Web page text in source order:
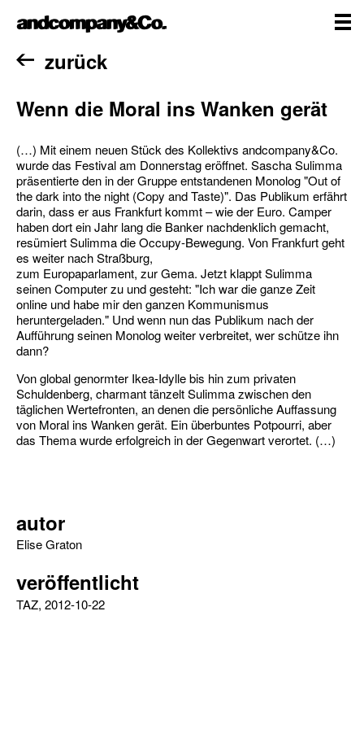
Inhalt
andcompany&Co
Homezurück
Wenn die Moral ins Wanken gerät
(…) Mit einem neuen Stück des Kollektivs andcompany&Co.
wurde das Festival am Donnerstag eröffnet. Sascha Sulimma
präsentierte den in der Gruppe entstandenen Monolog "Out of
the dark into the night (Copy and Taste)". Das Publikum erfährt
darin, dass er aus Frankfurt kommt – wie der Euro. Camper
haben dort ein Jahr lang die Banker nachdenklich gemacht,
resümiert Sulimma die Occupy-Bewegung. Von Frankfurt geht
es weiter nach Straßburg,
zum Europaparlament, zur Gema. Jetzt klappt Sulimma
seinen Computer zu und gesteht: "Ich war die ganze Zeit
online und habe mir den ganzen Kommunismus
heruntergeladen." Und wenn nun das Publikum nach der
Aufführung seinen Monolog weiter verbreitet, wer schütze ihn
dann?
Von global genormter Ikea-Idylle bis hin zum privaten
Schuldenberg, charmant tänzelt Sulimma zwischen den
täglichen Wertefronten, an denen die persönliche Auffassung
von Moral ins Wanken gerät. Ein überbuntes Potpourri, aber
das Thema wurde erfolgreich in der Gegenwart verortet. (…)
autor
Elise Graton
veröffentlicht
TAZ, 2012-10-22